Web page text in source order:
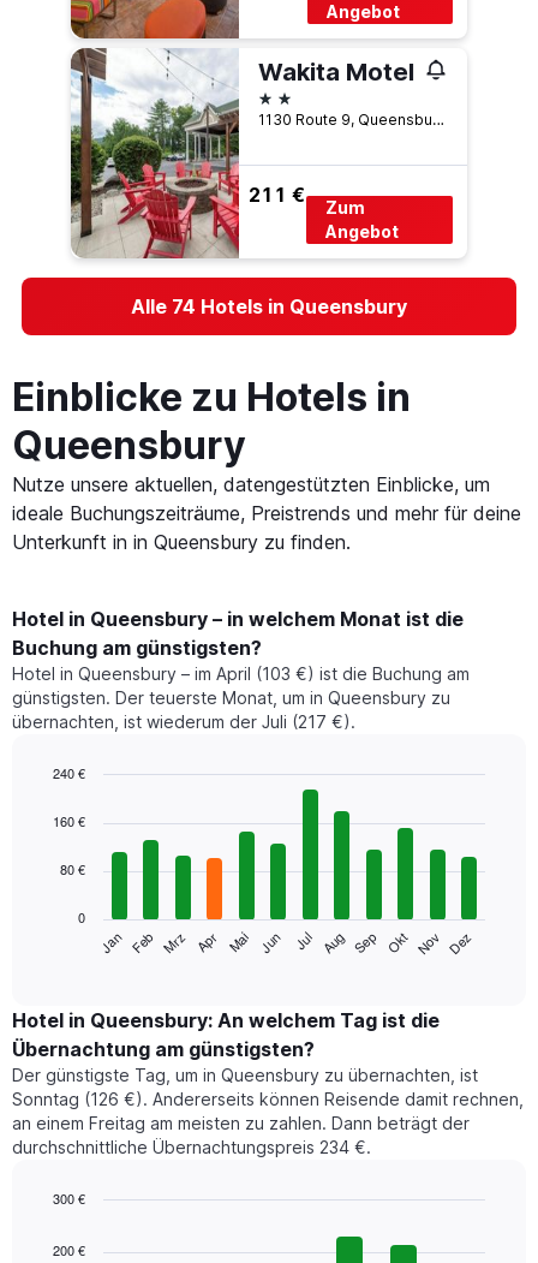
Angebot
Wakita Motel
2 Sterne
1130 Route 9, Queensbury, NY, USA
211 €
Zum
Angebot
Alle 74 Hotels in Queensbury
Einblicke zu Hotels in
Queensbury
Nutze unsere aktuellen, datengestützten Einblicke, um
ideale Buchungszeiträume, Preistrends und mehr für deine
Unterkunft in in Queensbury zu finden.
Hotel in Queensbury – in welchem Monat ist die
Buchung am günstigsten?
Hotel in Queensbury – im April (103 €) ist die Buchung am
günstigsten. Der teuerste Monat, um in Queensbury zu
übernachten, ist wiederum der Juli (217 €).
chart
bars.
folgende
den
durchschnittlichen
Zimmerpreis
im
jeweiligen
Monat
an.
Diagramm
graphic.
Jan Feb Mrz Apr Mai Jun Jul Aug Sep Okt Nov Dez
0
80 €
160 €
240 €
Hotel in Queensbury: An welchem Tag ist die
Übernachtung am günstigsten?
Der günstigste Tag, um in Queensbury zu übernachten, ist
Sonntag (126 €). Andererseits können Reisende damit rechnen,
an einem Freitag am meisten zu zahlen. Dann beträgt der
durchschnittliche Übernachtungspreis 234 €.
chart
200 €
300 €